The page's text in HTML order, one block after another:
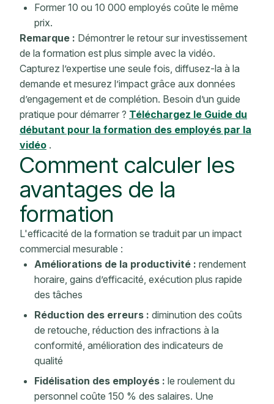
Former 10 ou 10 000 employés coûte le même
prix.
Remarque : Démontrer le retour sur investissement
de la formation est plus simple avec la vidéo.
Capturez l’expertise une seule fois, diffusez-la à la
demande et mesurez l’impact grâce aux données
d’engagement et de complétion. Besoin d’un guide
pratique pour démarrer ? Téléchargez le Guide du
débutant pour la formation des employés par la
vidéo .
Comment calculer les
avantages de la
formation
L'efficacité de la formation se traduit par un impact
commercial mesurable :
Améliorations de la productivité : rendement
horaire, gains d’efficacité, exécution plus rapide
des tâches
Réduction des erreurs : diminution des coûts
de retouche, réduction des infractions à la
conformité, amélioration des indicateurs de
qualité
Fidélisation des employés : le roulement du
personnel coûte 150 % des salaires. Une